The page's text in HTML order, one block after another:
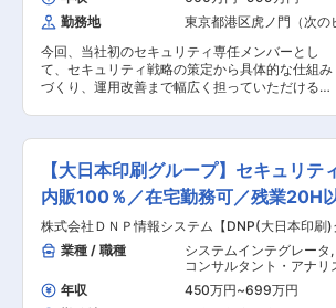
プ策定支援 2. セキュリティポリシー策定支援
3. セキュリティ教育実行支援 4. セキュリテ
ィCSIRT構築支援 5. セキュリティソリューショ
ン導入・運用支援 6. セキュリティプロジェクト
PMO 【プロジェクト体制】 すべてのプロジェク
トにおいて必ず複数名でチームを編成し、顧客の
課題解決に取り組みます。 単独でプロジェクトに
ただきます。 ■入社後の流れ： 入社後は既存社
員のサポートのもと案件に参画。OJTに加え、未
経験者向けのコンサル業界・デリバリー研修を役
職問わず実施します。立ち上がりまで伴走し、
1on1を通じて成長・キャリアも継続的に支援しま
す。 ■キャリアパス ・入社後はコンサル業界や
デリバリ関連の個別研修を役職問わず実施し早期
成果を支援します ・IT・ビジネス両面でのコンサ
弱性診断・ネットワーク
ィ）
勤務地
東京都港区虎ノ門（次の
今回、当社初のセキュリティ専任メンバーとし
て、セキュリティ戦略の策定から具体的な仕組み
づくり、運用改善まで幅広く担っていただける方
として、プロダクトと組織の成長を支えていただ
くポジションです。 ■業務内容 医療×AIプロダク
トにおけるセキュリティ体制の構築・改善をお任
せします。 入社後は、現在の開発チームと連携し
ながら、優先順位付けから施策実行まで裁量を持
って推進いただきます。 【具体的には】
◇DevSecOpsの推進 ・CI/CDパイプライン
（GitHub Actions）へのセキュリティチェック導
入・改善 ・SAST/DAST等を活用した脆弱性検知
プロセスの整備 ・セキュアコーディングガイドラ
【大日本印刷グループ】セキュリ
内販100％／在宅勤務可／残業20H
株式会社ＤＮＰ情報システム【DNP(大日本印刷)
プ】
業種 / 職種 システムインテグレータ ,
コンサルタント・アナリ
ティエンジニア（脆弱性
ワークセキュリティ）
年収 450万円~699万円